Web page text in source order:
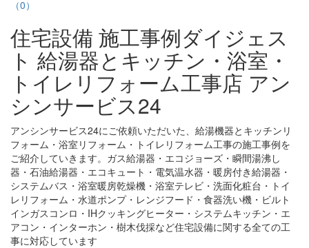
（0）
住宅設備 施工事例ダイジェス
ト 給湯器とキッチン・浴室・
トイレリフォーム工事店 アン
シンサービス24
アンシンサービス24にご依頼いただいた、給湯機器とキッチンリ
フォーム・浴室リフォーム・トイレリフォーム工事の施工事例を
ご紹介していきます。ガス給湯器・エコジョーズ・瞬間湯沸し
器・石油給湯器・エコキュート・電気温水器・暖房付き給湯器・
システムバス・浴室暖房乾燥機・浴室テレビ・洗面化粧台・トイ
レリフォーム・水道ポンプ・レンジフード・食器洗い機・ビルト
インガスコンロ・IHクッキングヒーター・システムキッチン・エ
アコン・インターホン・樹木伐採など住宅設備に関する全ての工
事に対応しています